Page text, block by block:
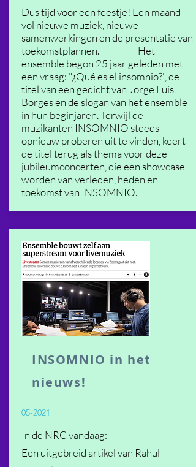
Dus tijd voor een feestje! Een maand
vol nieuwe muziek, nieuwe
samenwerkingen en de presentatie van
toekomstplannen. Het
ensemble begon 25 jaar geleden met
een vraag: "¿Qué es el insomnio?", de
titel van een gedicht van Jorge Luis
Borges en de slogan van het ensemble
in hun beginjaren. Terwijl de
muzikanten INSOMNIO steeds
opnieuw proberen uit te vinden, keert
de titel terug als thema voor deze
jubileumconcerten, die een showcase
worden van verleden, heden en
toekomst van INSOMNIO.
INSOMNIO in het
nieuws!
05-2021
In de NRC vandaag:
Een uitgebreid artikel van Rahul